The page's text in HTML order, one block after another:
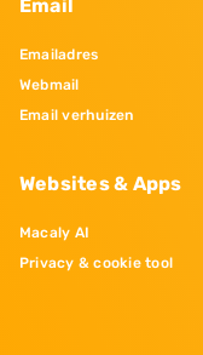
Email
Emailadres
Webmail
Email verhuizen
Websites & Apps
Macaly AI
Privacy & cookie tool